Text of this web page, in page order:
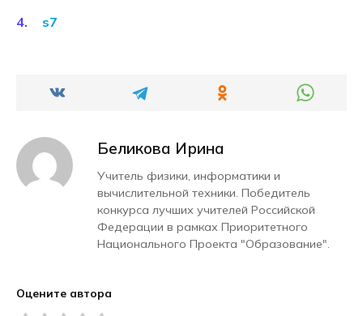
s7
Беликова Ирина
Учитель физики, информатики и
вычислительной техники. Победитель
конкурса лучших учителей Российской
Федерации в рамках Приоритетного
Национального Проекта "Образование".
Оцените автора